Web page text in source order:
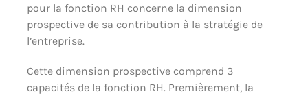
pour la fonction RH concerne la dimension
prospective de sa contribution à la stratégie de
l’entreprise.
Cette dimension prospective comprend 3
capacités de la fonction RH. Premièrement, la